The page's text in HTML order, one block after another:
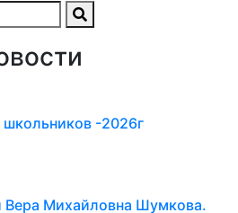
школьников -2026г
Вера Михайловна Шумкова.